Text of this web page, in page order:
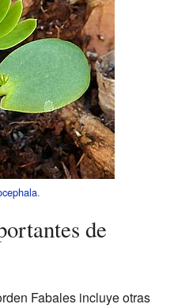
.
de
Fabales incluye otras